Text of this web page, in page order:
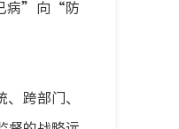
病”向“防
跨部门、